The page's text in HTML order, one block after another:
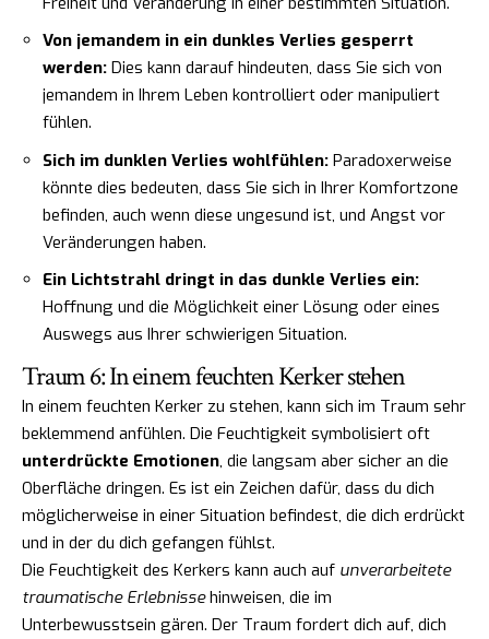
Von jemandem in ein dunkles Verlies gesperrt
werden: Dies kann darauf hindeuten, dass Sie sich von
jemandem in Ihrem Leben kontrolliert oder manipuliert
fühlen.
Sich im dunklen Verlies wohlfühlen: Paradoxerweise
könnte dies bedeuten, dass Sie sich in Ihrer Komfortzone
befinden, auch wenn diese ungesund ist, und Angst vor
Veränderungen haben.
Ein Lichtstrahl dringt in das dunkle Verlies ein:
Hoffnung und die Möglichkeit einer Lösung oder eines
Auswegs aus Ihrer schwierigen Situation.
Traum 6: In einem feuchten Kerker stehen
In einem feuchten Kerker zu stehen, kann sich im Traum sehr
beklemmend anfühlen. Die Feuchtigkeit symbolisiert oft
unterdrückte Emotionen, die langsam aber sicher an die
Oberfläche dringen. Es ist ein Zeichen dafür, dass du dich
möglicherweise in einer Situation befindest, die dich erdrückt
und in der du dich gefangen fühlst.
Die Feuchtigkeit des Kerkers kann auch auf unverarbeitete
traumatische Erlebnissehinweisen, die im
Unterbewusstsein gären. Der Traum fordert dich auf, dich